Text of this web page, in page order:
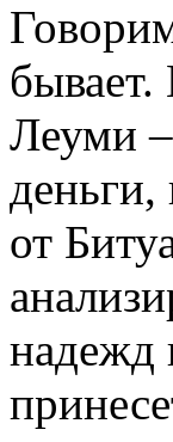
Леуми –
от
надежд